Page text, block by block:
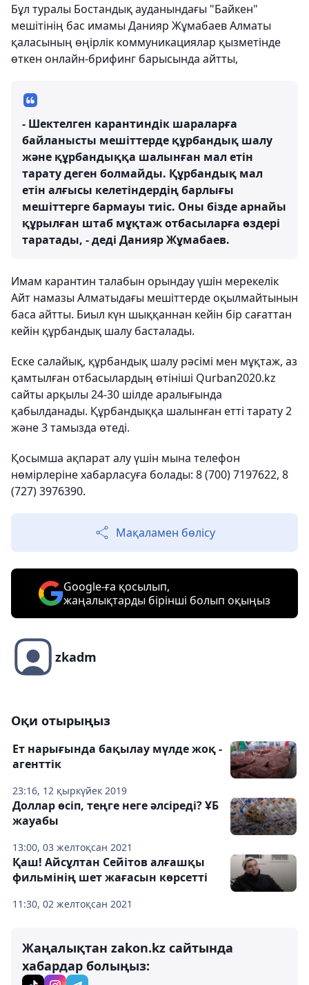
Бұл туралы Бостандық ауданындағы "Байкен"
мешітінің бас имамы Данияр Жұмабаев Алматы
қаласының өңірлік коммуникациялар қызметінде
өткен онлайн-брифинг барысында айтты,
- Шектелген карантиндік шараларға
байланысты мешіттерде құрбандық шалу
және құрбандыққа шалынған мал етін
тарату деген болмайды. Құрбандық мал
етін алғысы келетіндердің барлығы
мешіттерге бармауы тиіс. Оны бізде арнайы
құрылған штаб мұқтаж отбасыларға өздері
таратады, - деді Данияр Жұмабаев.
Имам карантин талабын орындау үшін мерекелік
Айт намазы Алматыдағы мешіттерде оқылмайтынын
баса айтты. Биыл күн шыққаннан кейін бір сағаттан
кейін құрбандық шалу басталады.
Еске салайық, құрбандық шалу рәсімі мен мұқтаж, аз
қамтылған отбасылардың өтініші Qurban2020.kz
сайты арқылы 24-30 шілде аралығында
қабылданады. Құрбандыққа шалынған етті тарату 2
және 3 тамызда өтеді.
Қосымша ақпарат алу үшін мына телефон
нөмірлеріне хабарласуға болады: 8 (700) 7197622, ​​8
(727) 3976390.
Мақаламен бөлісу
Google-ға қосылып,
жаңалықтарды бірінші болып оқыңыз
zkadm
Оқи отырыңыз
23:16, 12 қыркүйек 2019
Ет нарығында бақылау мүлде жоқ -
агенттік
13:00, 03 желтоқсан 2021
Доллар өсіп, теңге неге әлсіреді? ҰБ
жауабы
11:30, 02 желтоқсан 2021
Қаш! Айсұлтан Сейітов алғашқы
фильмінің шет жағасын көрсетті
Жаңалықтан zakon.kz сайтында
хабардар болыңыз: